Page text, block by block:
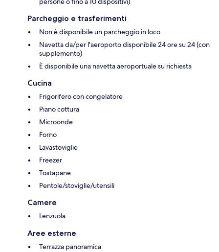
Parcheggio e trasferimenti
Non è disponibile un parcheggio in loco
Navetta da/per l'aeroporto disponibile 24 ore su 24 (con
supplemento)
È disponibile una navetta aeroportuale su richiesta
Cucina
Frigorifero con congelatore
Piano cottura
Microonde
Forno
Lavastoviglie
Freezer
Tostapane
Pentole/stoviglie/utensili
Camere
Lenzuola
Aree esterne
Terrazza panoramica